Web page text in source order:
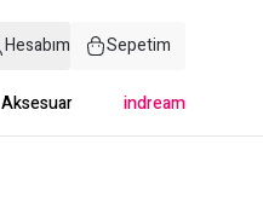
Hesabım Sepetim
Aksesuar indream